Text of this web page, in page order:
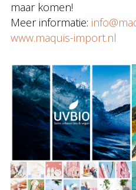
maar komen!
Meer informatie:
www.maquis-import.nl